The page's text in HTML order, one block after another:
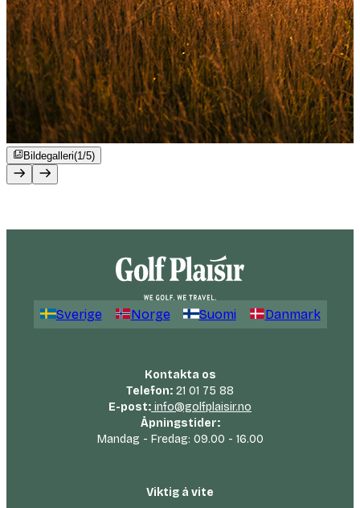
Bildegalleri(1/5)
Sverige Norge Suomi Danmark
Kontakta os
Telefon: 21 01 75 88
E-post: info@golfplaisir.no
Åpningstider:
Mandag - Fredag: 09.00 - 16.00
Viktig å vite